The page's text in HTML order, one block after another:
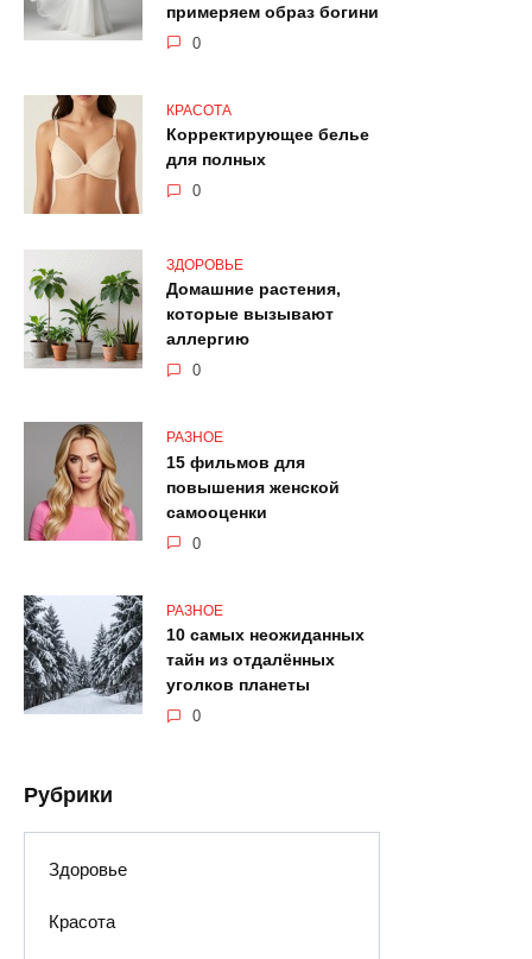
примеряем образ богини
0
КРАСОТА
Корректирующее белье
для полных
0
ЗДОРОВЬЕ
Домашние растения,
которые вызывают
аллергию
0
РАЗНОЕ
15 фильмов для
повышения женской
самооценки
0
РАЗНОЕ
10 самых неожиданных
тайн из отдалённых
уголков планеты
0
Рубрики
Здоровье
Красота